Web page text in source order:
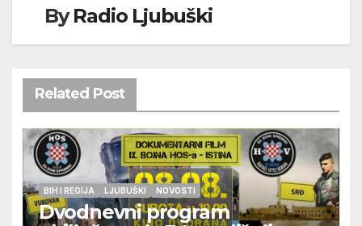
ByRadio Ljubuški
Related Post
BIH I REGIJA LJUBUŠKI NOVOSTI
Dvodnevni program